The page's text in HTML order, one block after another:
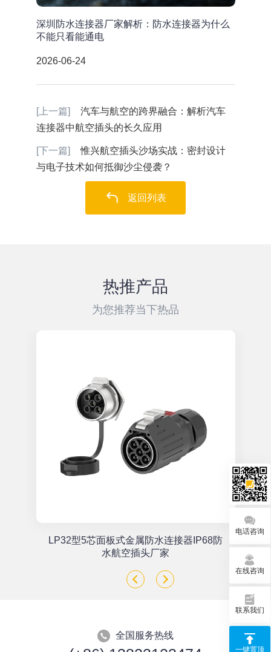
深圳防水连接器厂家解析：防水连接器为什么
不能只看能通电
2026-06-24
[上一篇]
汽车与航空的跨界融合：解析汽车
连接器中航空插头的长久应用
[下一篇]
惟兴航空插头沙场实战：密封设计
与电子技术如何抵御沙尘侵袭？
返回列表
热推产品
为您推荐当下热品
LP32型5芯面板式金属防水连接器IP68防
水航空插头厂家
全国服务热线
电话咨询
在线咨询
联系我们
一键置顶